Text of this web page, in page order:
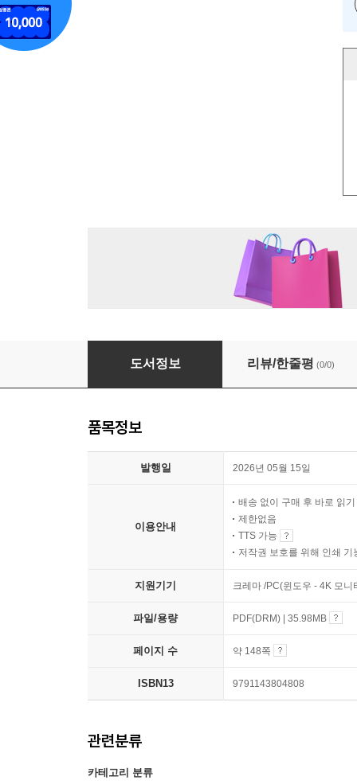
대자연의 4가지 선물
도서정보 리뷰/한줄평 (0/0)
품목정보
발행일 2026년 05월 15일
이용안내
배송 없이 구매 후 바로 읽기
제한없음
TTS 가능
저작권 보호를 위해 인쇄 기
지원기기 크레마 /PC(윈도우 - 4K 모
파일/용량 PDF(DRM) | 35.98MB
페이지 수 약 148쪽
ISBN13 9791143804808
관련분류
카테고리 분류